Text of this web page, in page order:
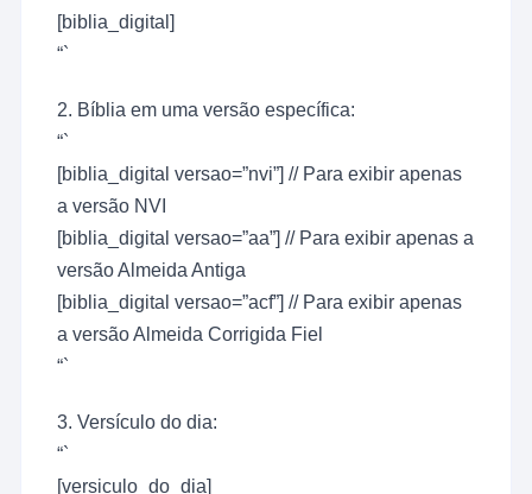
[biblia_digital]
“`
2. Bíblia em uma versão específica:
“`
[biblia_digital versao=”nvi”] // Para exibir apenas
a versão NVI
[biblia_digital versao=”aa”] // Para exibir apenas a
versão Almeida Antiga
[biblia_digital versao=”acf”] // Para exibir apenas
a versão Almeida Corrigida Fiel
“`
3. Versículo do dia:
“`
[versiculo_do_dia]